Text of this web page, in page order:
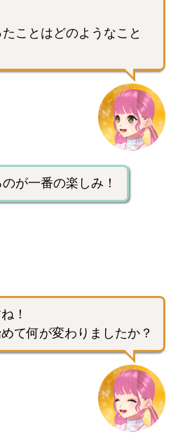
ことはどのようなこと
が一番の楽しみ！
！
て何が変わりましたか？